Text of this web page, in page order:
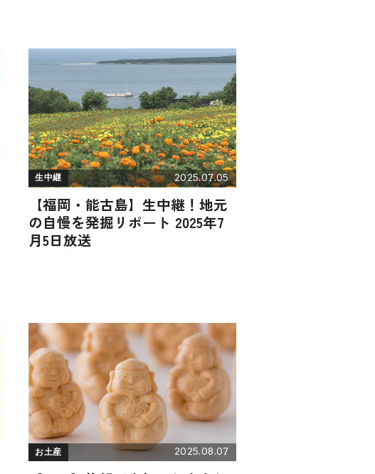
生中継 2025.07.05
【福岡・能古島】生中継！地元
の自慢を発掘リポート 2025年7
月5日放送
お土産 2025.08.07